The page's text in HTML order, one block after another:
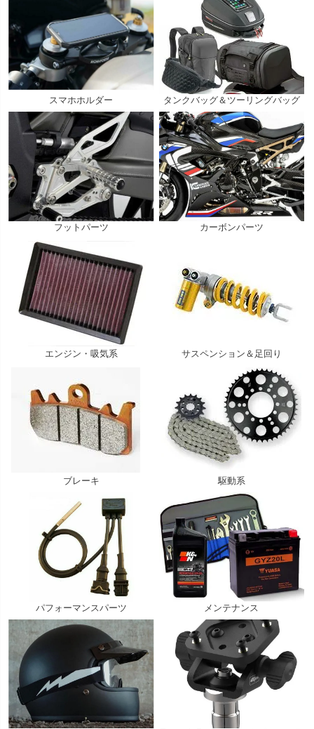
スマホホルダー タンクバッグ＆ツーリングバッグ
フットパーツ カーボンパーツ
エンジン・吸気系 サスペンション＆足回り
ブレーキ 駆動系
パフォーマンスパーツ メンテナンス